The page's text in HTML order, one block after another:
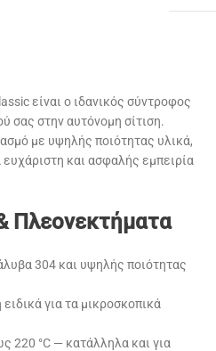
είναι ο ιδανικός σύντροφος
σας στην αυτόνομη σίτιση.
με υψηλής ποιότητας υλικά,
και ασφαλής εμπειρία
Πλεονεκτήματα
304 και υψηλής ποιότητας
για τα μικροσκοπικά
220 °C — κατάλληλα και για